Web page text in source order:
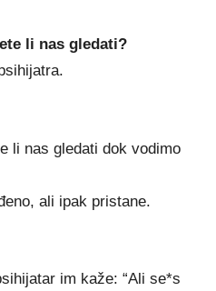
li nas gledati?
li nas gledati dok vodimo
ali ipak pristane.
im kaže: “Ali se*s